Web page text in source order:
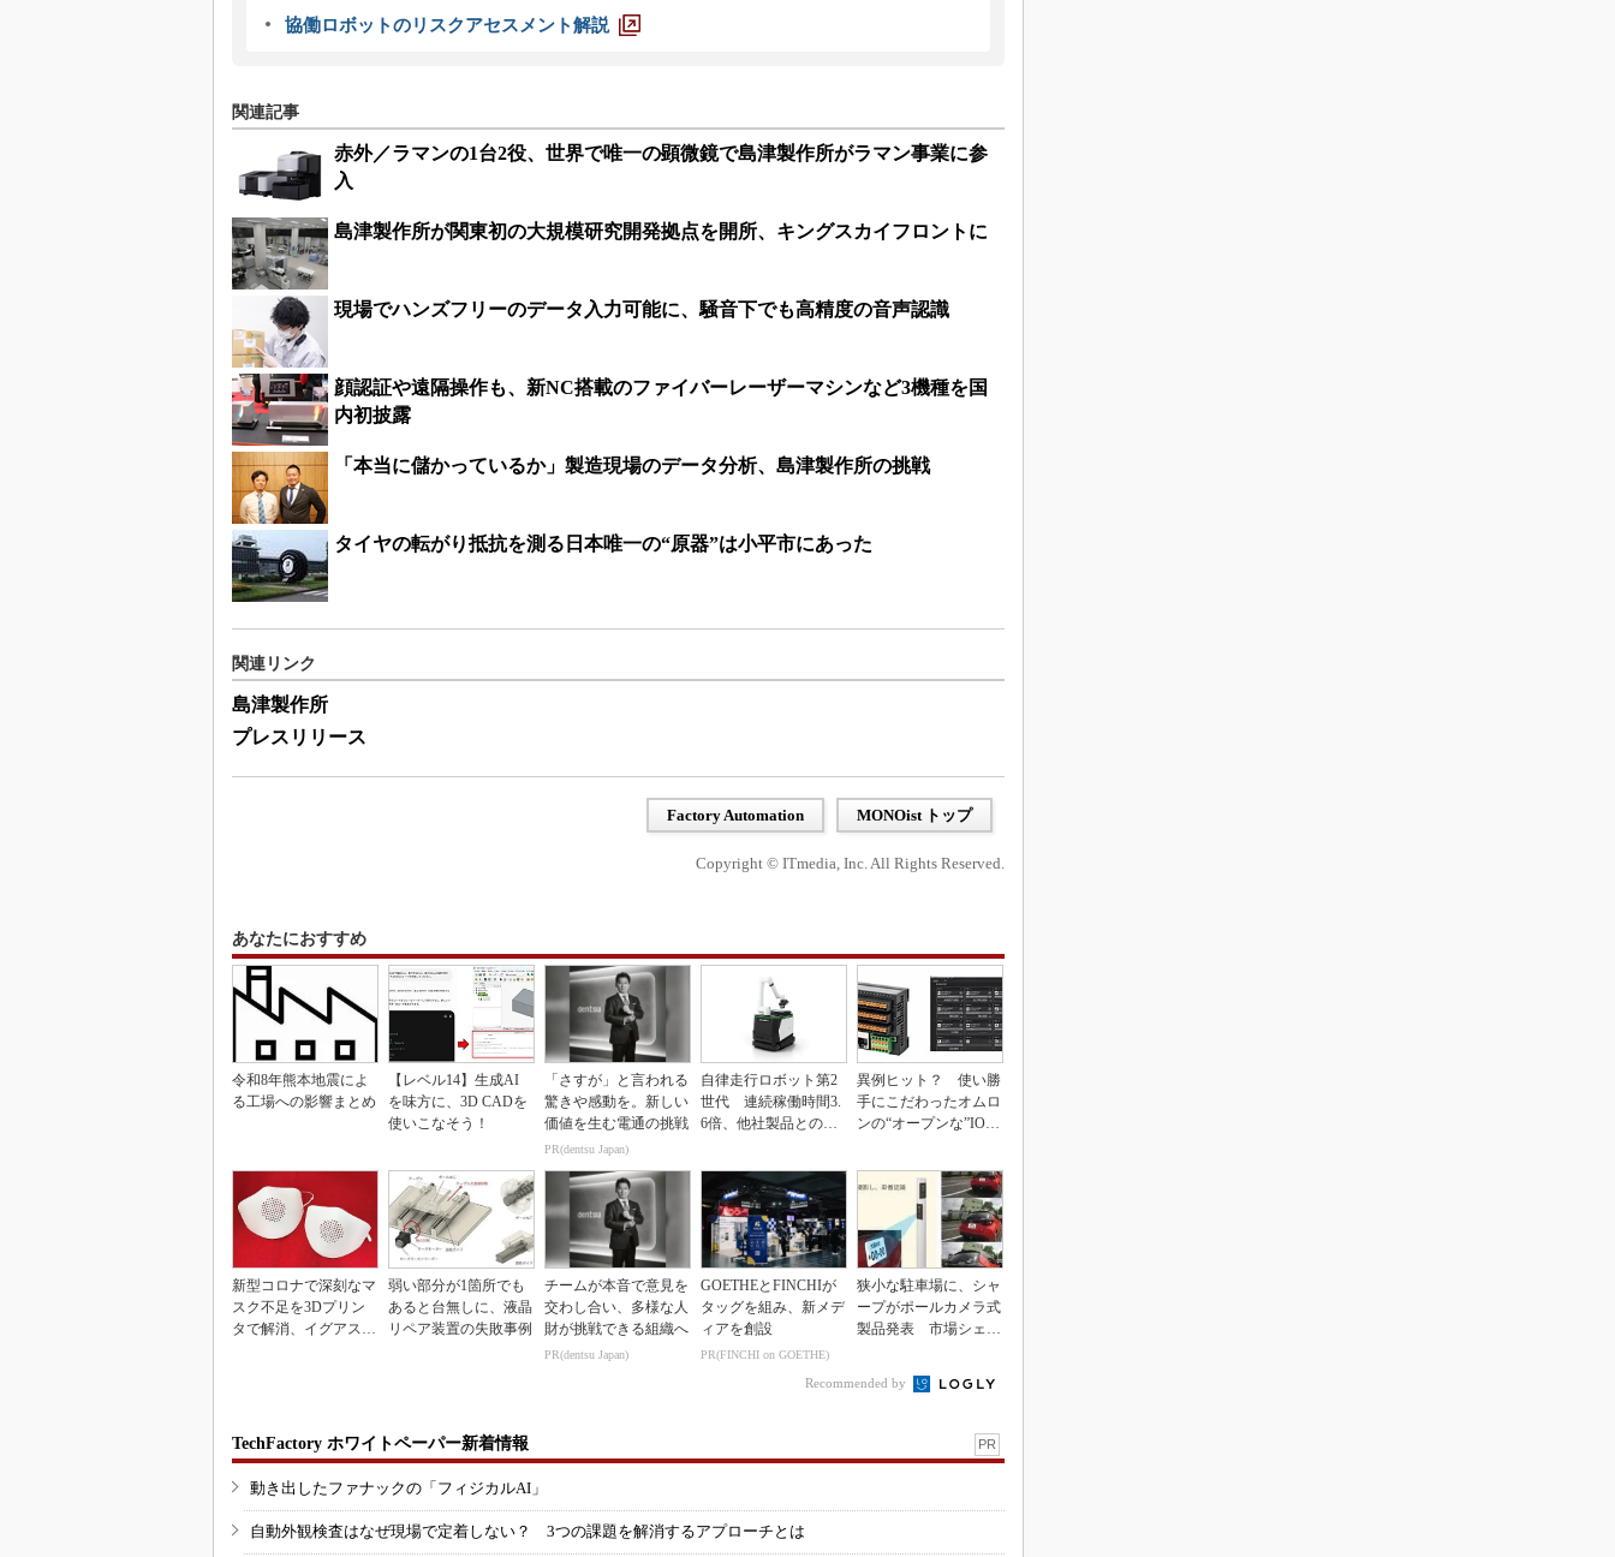
協働ロボットのリスクアセスメント解説
関連記事
赤外／ラマンの1台2役、世界で唯一の顕微鏡で島津製作所がラマン事業に参
入
島津製作所が関東初の大規模研究開発拠点を開所、キングスカイフロントに
現場でハンズフリーのデータ入力可能に、騒音下でも高精度の音声認識
顔認証や遠隔操作も、新NC搭載のファイバーレーザーマシンなど3機種を国
内初披露
「本当に儲かっているか」製造現場のデータ分析、島津製作所の挑戦
タイヤの転がり抵抗を測る日本唯一の“原器”は小平市にあった
関連リンク
島津製作所
プレスリリース
Factory Automation MONOist トップ
Copyright © ITmedia, Inc. All Rights Reserved.
あなたにおすすめ
令和8年熊本地震によ
る工場への影響まとめ
【レベル14】生成AI
を味方に、3D CADを
使いこなそう！
「さすが」と言われる
驚きや感動を。新しい
価値を生む電通の挑戦
PR(dentsu Japan)
自律走行ロボット第2
世代 連続稼働時間3.
6倍、他社製品との連
異例ヒット？ 使い勝
手にこだわったオムロ
ンの“オープンな”IO-L
新型コロナで深刻なマ
スク不足を3Dプリン
タで解消、イグアスが
弱い部分が1箇所でも
あると台無しに、液晶
リペア装置の失敗事例
チームが本音で意見を
交わし合い、多様な人
財が挑戦できる組織へ
PR(dentsu Japan)
GOETHEとFINCHIが
タッグを組み、新メデ
ィアを創設
PR(FINCHI on GOETHE)
狭小な駐車場に、シャ
ープがポールカメラ式
製品発表 市場シェア
Recommended by
TechFactory ホワイトペーパー新着情報 PR
動き出したファナックの「フィジカルAI」
自動外観検査はなぜ現場で定着しない？ 3つの課題を解消するアプローチとは